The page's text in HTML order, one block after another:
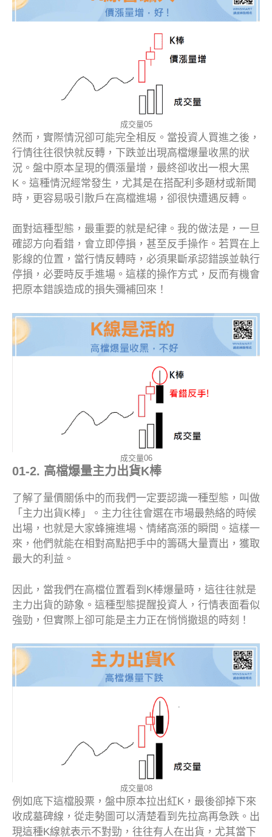
成交量05
然而，實際情況卻可能完全相反。當投資人買進之後，
行情往往很快就反轉，下跌並出現高檔爆量收黑的狀
況。盤中原本呈現的價漲量增，最終卻收出一根大黑
K。這種情況經常發生，尤其是在搭配利多題材或新聞
時，更容易吸引散戶在高檔進場，卻很快遭遇反轉。
面對這種型態，最重要的就是紀律。我的做法是，一旦
確認方向看錯，會立即停損，甚至反手操作。若買在上
影線的位置，當行情反轉時，必須果斷承認錯誤並執行
停損，必要時反手進場。這樣的操作方式，反而有機會
把原本錯誤造成的損失彌補回來！
成交量06
01-2. 高檔爆量主力出貨K棒
了解了量價關係中的而我們一定要認識一種型態，叫做
「主力出貨K棒」。主力往往會選在市場最熱絡的時候
出場，也就是大家蜂擁進場、情緒高漲的瞬間。這樣一
來，他們就能在相對高點把手中的籌碼大量賣出，獲取
最大的利益。
因此，當我們在高檔位置看到K棒爆量時，這往往就是
主力出貨的跡象。這種型態提醒投資人，行情表面看似
強勁，但實際上卻可能是主力正在悄悄撤退的時刻！
成交量08
例如底下這檔股票，盤中原本拉出紅K，最後卻掉下來
收成墓碑線，從走勢圖可以清楚看到先拉高再急跌。出
現這種K線就表示不對勁，往往有人在出貨，尤其當下